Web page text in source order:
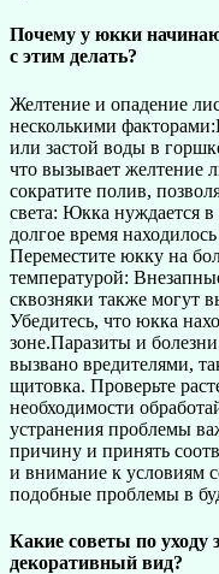
Почему у юкки
с этим делать?
Желтение и опадение
несколькими
или застой воды в
что вызывает желтение
сократите полив,
света: Юкка нуждается
долгое время
Переместите юкку на
температурой:
сквозняки также могут
Убедитесь, что юкка
зоне.Паразиты и
вызвано вредителями,
щитовка. Проверьте
необходимости
устранения проблемы
причину и принять
и внимание к условиям
подобные проблемы в
Какие советы по уходу
декоративный вид?